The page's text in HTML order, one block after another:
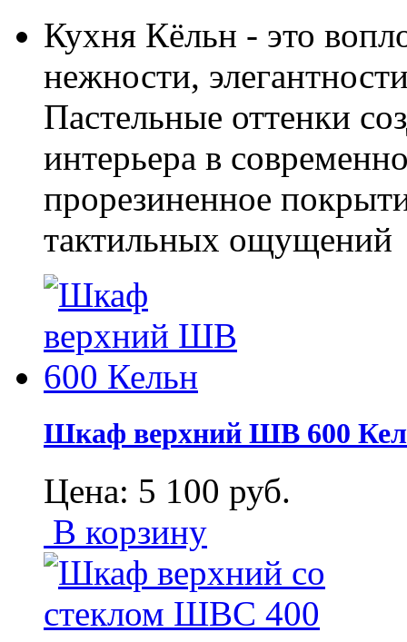
Кухня Кёльн - это
нежности,
Пастельные оттенки
интерьера в
прорезиненное
тактильных ощущений
Шкаф верхний ШВ 600
Цена: 5 100 руб.
В корзину